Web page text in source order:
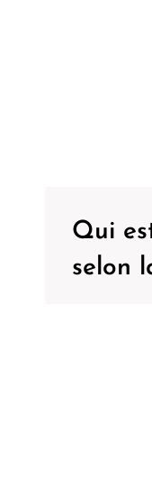
Qui
selon